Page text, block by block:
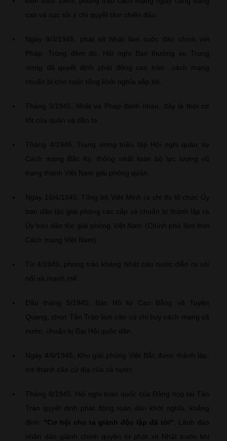
cao và sục sôi ý chí quyết tâm chiến đấu.
Ngày 9/3/1945, phát xít Nhật làm cuộc đảo chính với
Pháp. Trong đêm đó, Hội nghị Ban thường vụ Trung
ương đã quyết định phát động cao trào cách mạng
chuẩn bị cho cuộc tổng khởi nghĩa sắp tới.
Tháng 3/1945, Nhật và Pháp đánh nhau, đây là thời cơ
tốt của quân và dân ta.
Tháng 4/1945, Trung ương triệu tập Hội nghị quân sự
Cách mạng Bắc Kỳ, thống nhất toàn bộ lực lượng vũ
trang thành Việt Nam giải phóng quân.
Ngày 16/4/1945, Tổng bộ Việt Minh ra chỉ thị tổ chức Ủy
ban dân tộc giải phóng các cấp và chuẩn bị thành lập ra
Ủy ban dân tộc giải phóng Việt Nam (Chính phủ lâm thời
Cách mạng Việt Nam).
Từ 4/1945, phong trào kháng Nhật cứu nước diễn ra sôi
nổi và mạnh mẽ.
Đầu tháng 5/1945, Bác Hồ từ Cao Bằng về Tuyên
Quang, chọn Tân Trào làm căn cứ chỉ huy cách mạng cả
nước, chuẩn bị Đại Hội quốc dân.
Ngày 4/6/1945, Khu giải phóng Việt Bắc được thành lập,
trở thành căn cứ địa của cả nước.
Tháng 8/1945, Hội nghị toàn quốc của Đảng họp tại Tân
Trào quyết định phát động toàn dân khởi nghĩa, khẳng
định:
"Cơ hội cho ta giành độc lập đã tới"
. Lãnh đạo
nhân dân giành chính quyền từ phát xít Nhật trước khi